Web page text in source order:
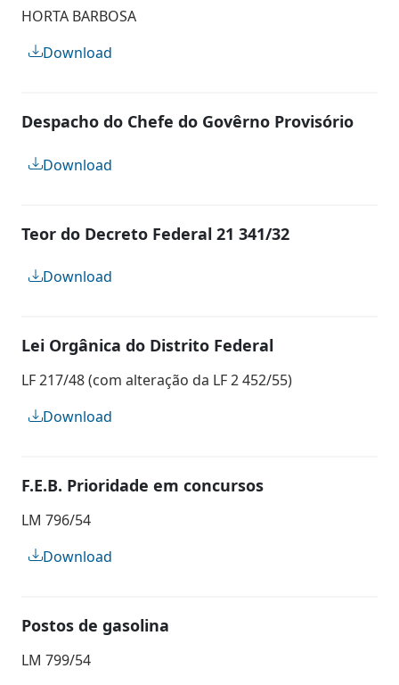
HORTA BARBOSA
Download
Despacho do Chefe do Govêrno Provisório
Download
Teor do Decreto Federal 21 341/32
Download
Lei Orgânica do Distrito Federal
LF 217/48 (com alteração da LF 2 452/55)
Download
F.E.B. Prioridade em concursos
LM 796/54
Download
Postos de gasolina
LM 799/54